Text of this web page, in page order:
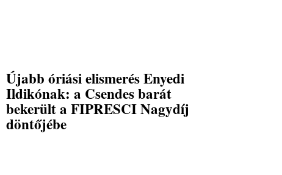
Újabb óriási elismerés Enyedi
Ildikónak: a Csendes barát
bekerült a FIPRESCI Nagydíj
döntőjébe